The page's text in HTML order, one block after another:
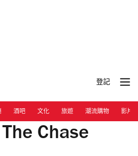
登記
酒吧 文化 旅遊 潮流購物 影片
Chase